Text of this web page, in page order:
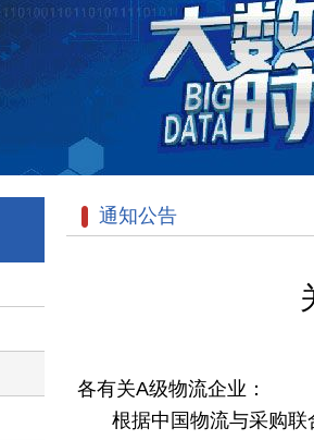
通知公告
各有关A级物流企业：
根据中国物流与采购